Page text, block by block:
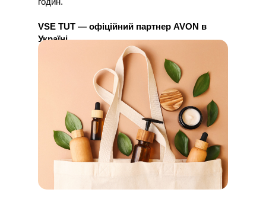
VSE TUT — офіційний партнер AVON в
Україні